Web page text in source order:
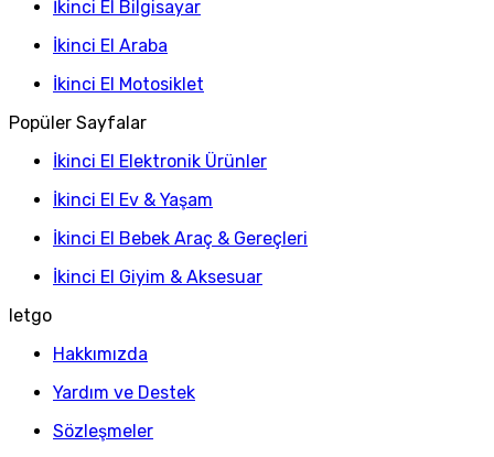
İkinci El Bilgisayar
İkinci El Araba
İkinci El Motosiklet
Popüler Sayfalar
İkinci El Elektronik Ürünler
İkinci El Ev & Yaşam
İkinci El Bebek Araç & Gereçleri
İkinci El Giyim & Aksesuar
letgo
Hakkımızda
Yardım ve Destek
Sözleşmeler